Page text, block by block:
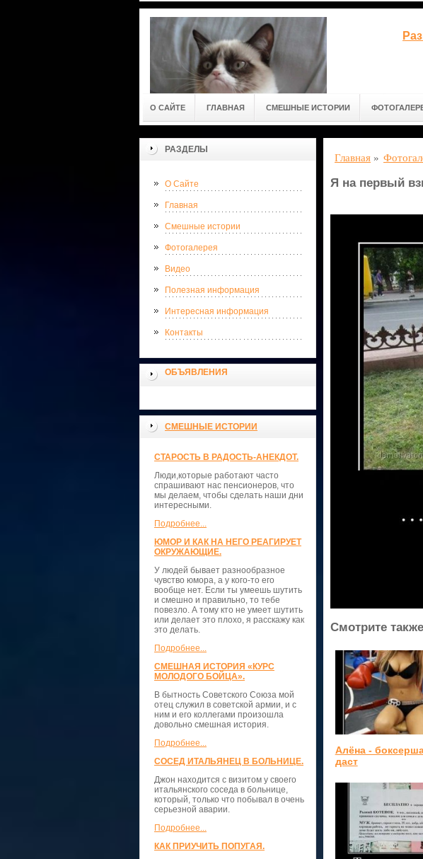
О САЙТЕ ГЛАВНАЯ СМЕШНЫЕ ИСТОРИИ
РАЗДЕЛЫ
О Сайте
Главная
Смешные истории
Фотогалерея
Видео
Полезная информация
Интересная информация
Контакты
ОБЪЯВЛЕНИЯ
СМЕШНЫЕ ИСТОРИИ
СТАРОСТЬ В РАДОСТЬ-АНЕКДОТ.
Люди,которые работают часто
спрашивают нас пенсионеров, что
мы делаем, чтобы сделать наши дни
интересными.
Подробнее...
ЮМОР И КАК НА НЕГО РЕАГИРУЕТ
ОКРУЖАЮЩИЕ.
У людей бывает разнообразное
чувство юмора, а у кого-то его
вообще нет. Если ты умеешь шутить
и смешно и правильно, то тебе
повезло. А тому кто не умеет шутить
или делает это плохо, я расскажу как
это делать.
Подробнее...
СМЕШНАЯ ИСТОРИЯ «КУРС
МОЛОДОГО БОЙЦА».
В бытность Советского Союза мой
отец служил в советской армии, и с
ним и его коллегами произошла
довольно смешная история.
Подробнее...
СОСЕД ИТАЛЬЯНЕЦ В БОЛЬНИЦЕ.
Джон находится с визитом у своего
итальянского соседа в больнице,
который, только что побывал в очень
серьезной аварии.
Подробнее...
КАК ПРИУЧИТЬ ПОПУГАЯ.
Главная »
Я на первый
Смотрите
Алёна -
даст